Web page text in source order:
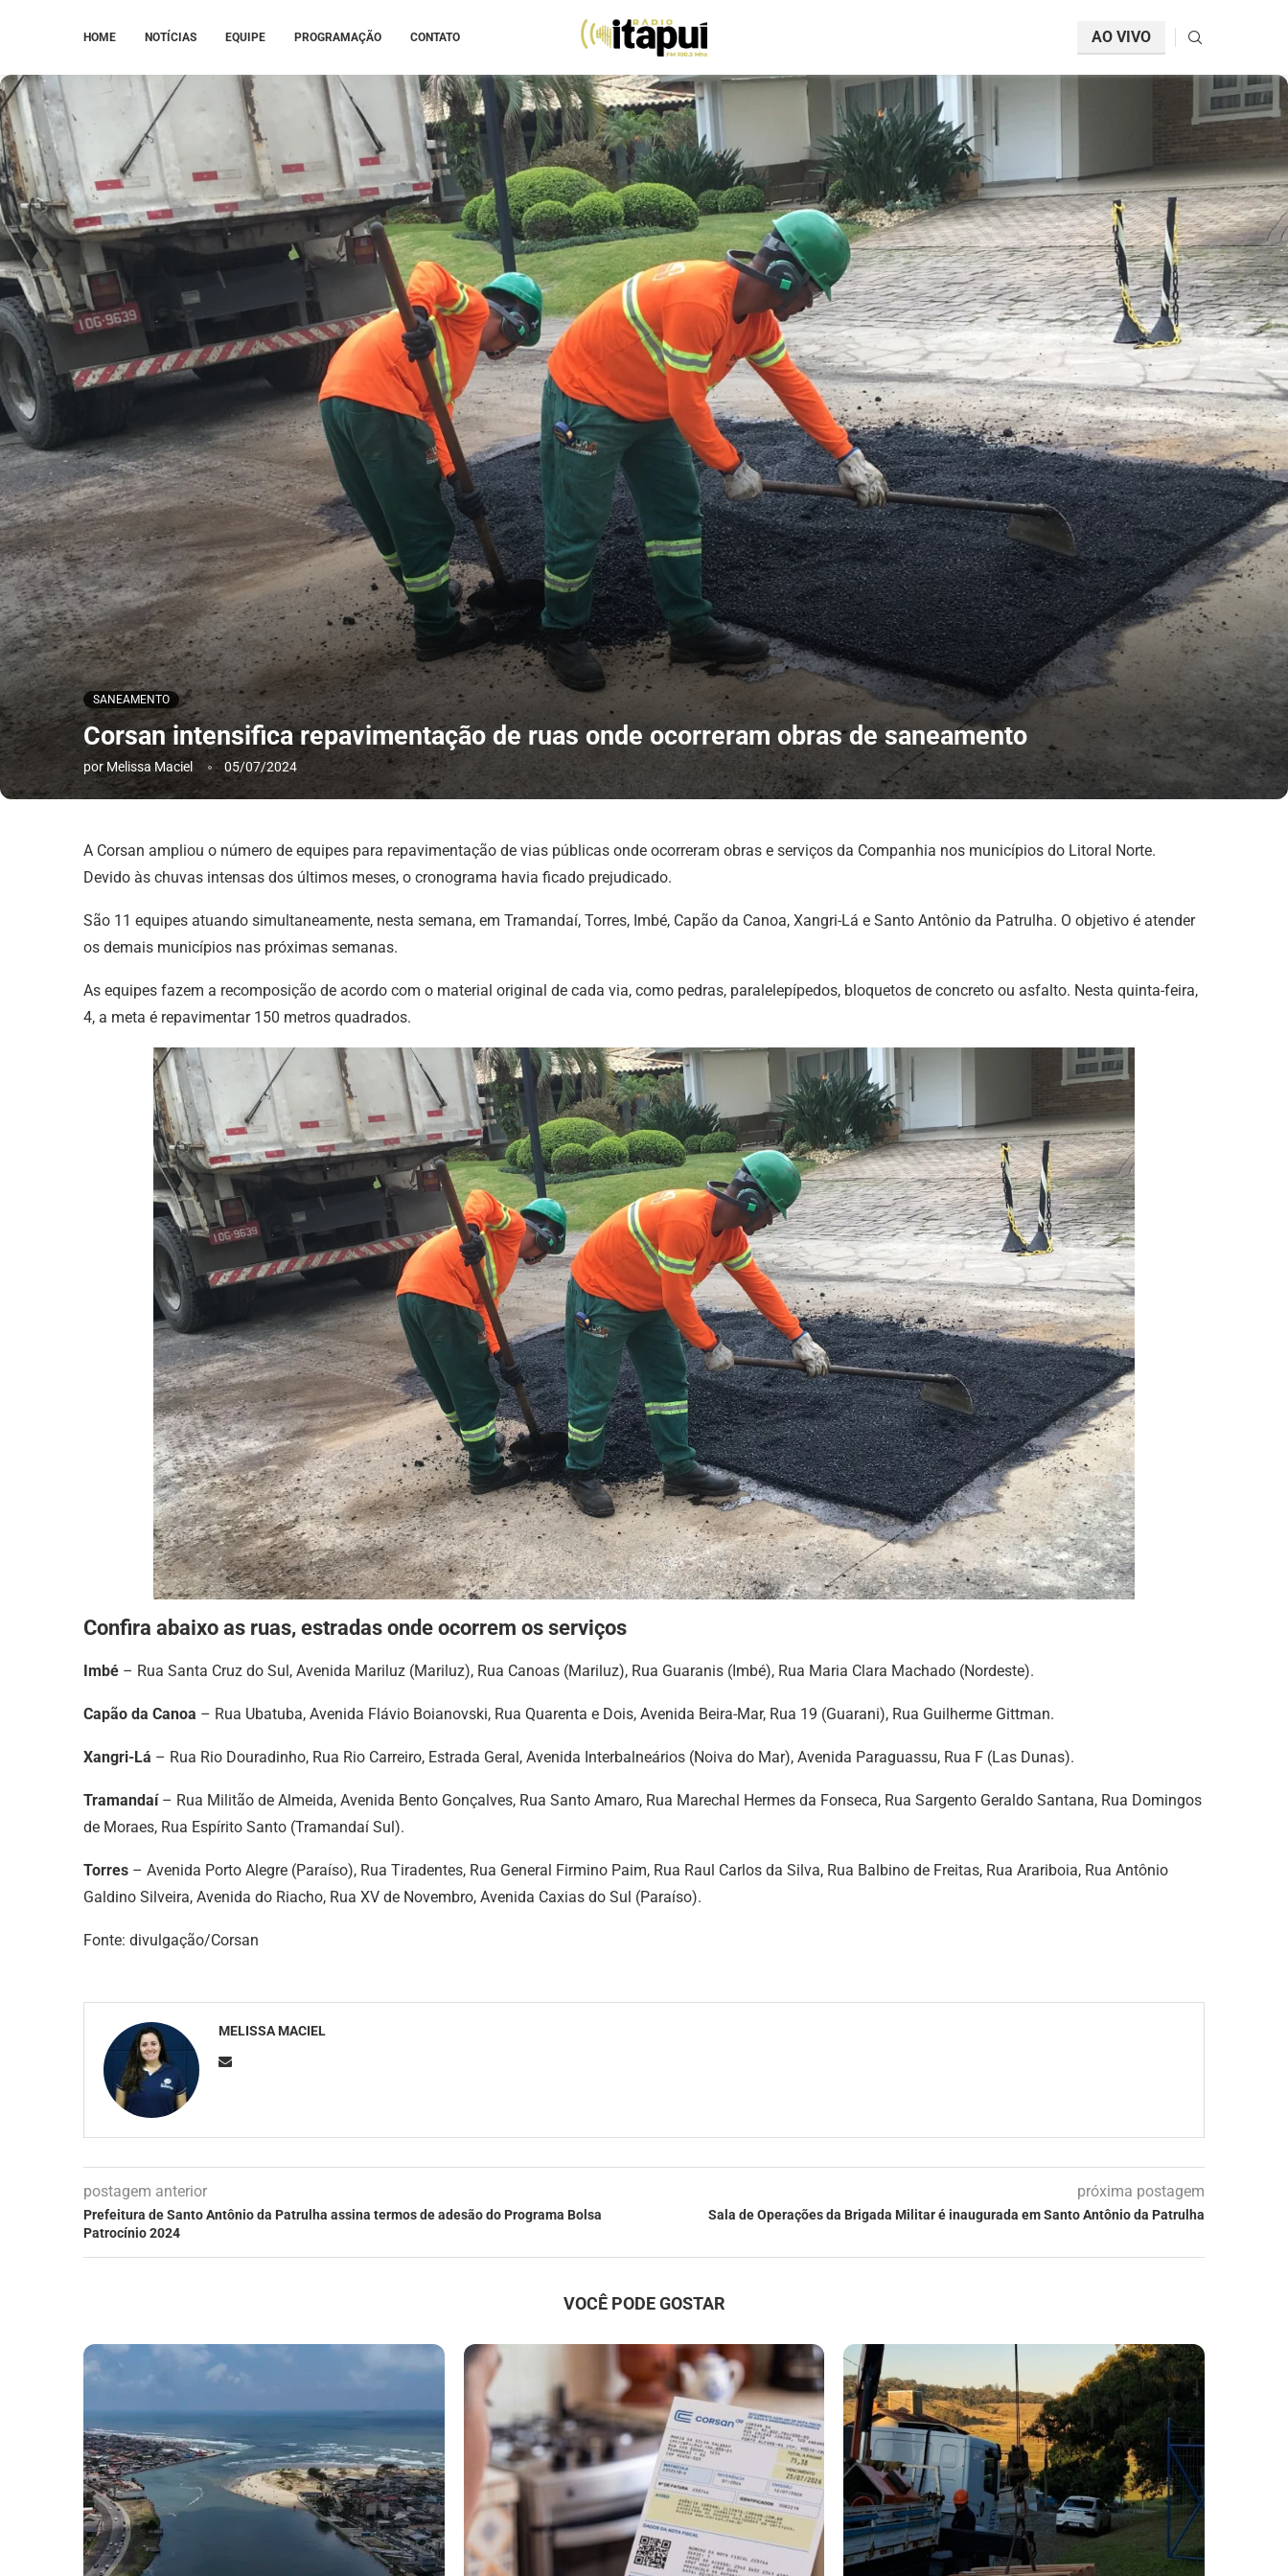
HOME NOTÍCIAS EQUIPE PROGRAMAÇÃO CONTATO AO VIVO
SANEAMENTO
Corsan intensifica repavimentação de ruas onde ocorreram obras de saneamento
porMelissa Maciel 05/07/2024
A Corsan ampliou o número de equipes para repavimentação de vias públicas onde ocorreram obras e serviços da Companhia nos municípios do Litoral Norte.
Devido às chuvas intensas dos últimos meses, o cronograma havia ficado prejudicado.
São 11 equipes atuando simultaneamente, nesta semana, em Tramandaí, Torres, Imbé, Capão da Canoa, Xangri-Lá e Santo Antônio da Patrulha. O objetivo é atender
os demais municípios nas próximas semanas.
As equipes fazem a recomposição de acordo com o material original de cada via, como pedras, paralelepípedos, bloquetos de concreto ou asfalto. Nesta quinta-feira,
4, a meta é repavimentar 150 metros quadrados.
Confira abaixo as ruas, estradas onde ocorrem os serviços
Imbé – Rua Santa Cruz do Sul, Avenida Mariluz (Mariluz), Rua Canoas (Mariluz), Rua Guaranis (Imbé), Rua Maria Clara Machado (Nordeste).
Capão da Canoa – Rua Ubatuba, Avenida Flávio Boianovski, Rua Quarenta e Dois, Avenida Beira-Mar, Rua 19 (Guarani), Rua Guilherme Gittman.
Xangri-Lá – Rua Rio Douradinho, Rua Rio Carreiro, Estrada Geral, Avenida Interbalneários (Noiva do Mar), Avenida Paraguassu, Rua F (Las Dunas).
Tramandaí – Rua Militão de Almeida, Avenida Bento Gonçalves, Rua Santo Amaro, Rua Marechal Hermes da Fonseca, Rua Sargento Geraldo Santana, Rua Domingos
de Moraes, Rua Espírito Santo (Tramandaí Sul).
Torres – Avenida Porto Alegre (Paraíso), Rua Tiradentes, Rua General Firmino Paim, Rua Raul Carlos da Silva, Rua Balbino de Freitas, Rua Arariboia, Rua Antônio
Galdino Silveira, Avenida do Riacho, Rua XV de Novembro, Avenida Caxias do Sul (Paraíso).
Fonte: divulgação/Corsan
MELISSA MACIEL
postagem anterior
Prefeitura de Santo Antônio da Patrulha assina termos de adesão do Programa Bolsa
Patrocínio 2024
próxima postagem
Sala de Operações da Brigada Militar é inaugurada em Santo Antônio da Patrulha
VOCÊ PODE GOSTAR